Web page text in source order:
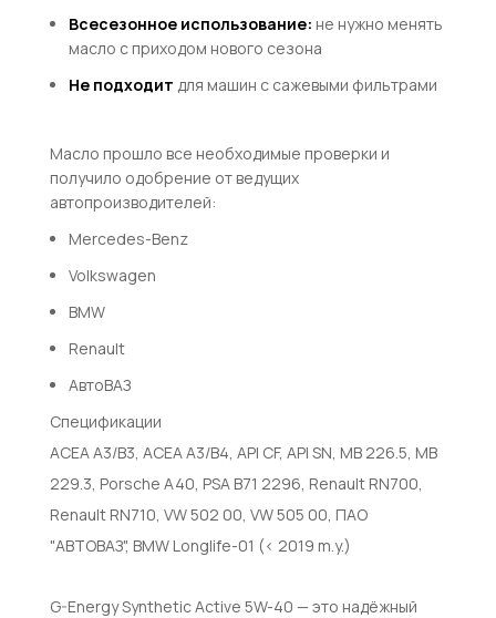
Всесезонное использование: не нужно менять
масло с приходом нового сезона
Не подходит для машин с сажевыми фильтрами
Масло прошло все необходимые проверки и
получило одобрение от ведущих
автопроизводителей:
Mercedes-Benz
Volkswagen
BMW
Renault
АвтоВАЗ
Спецификации
ACEA A3/B3, ACEA A3/B4, API CF, API SN, MB 226.5, MB
229.3, Porsche A40, PSA B71 2296, Renault RN700,
Renault RN710, VW 502 00, VW 505 00, ПАО
"АВТОВАЗ", BMW Longlife-01 (< 2019 m.y.)
G-Energy Synthetic Active 5W-40 — это надёжный